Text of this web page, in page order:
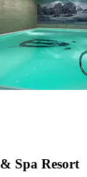
Spa Resort